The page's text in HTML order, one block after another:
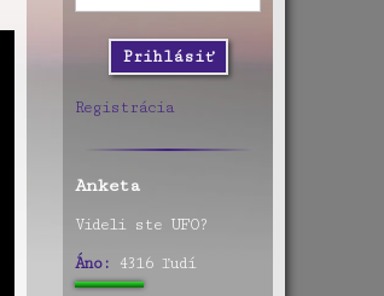
Registrácia
Anketa
Videli ste UFO?
Áno: 4316 ľudí